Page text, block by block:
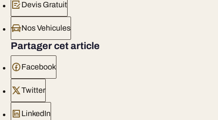
Devis Gratuit
Nos Vehicules
Partager cet article
Facebook
Twitter
LinkedIn